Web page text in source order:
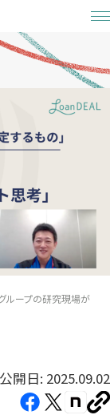
ループの研究現場が
公開日: 2025.09.02
Facebook（新
X（新 note（新